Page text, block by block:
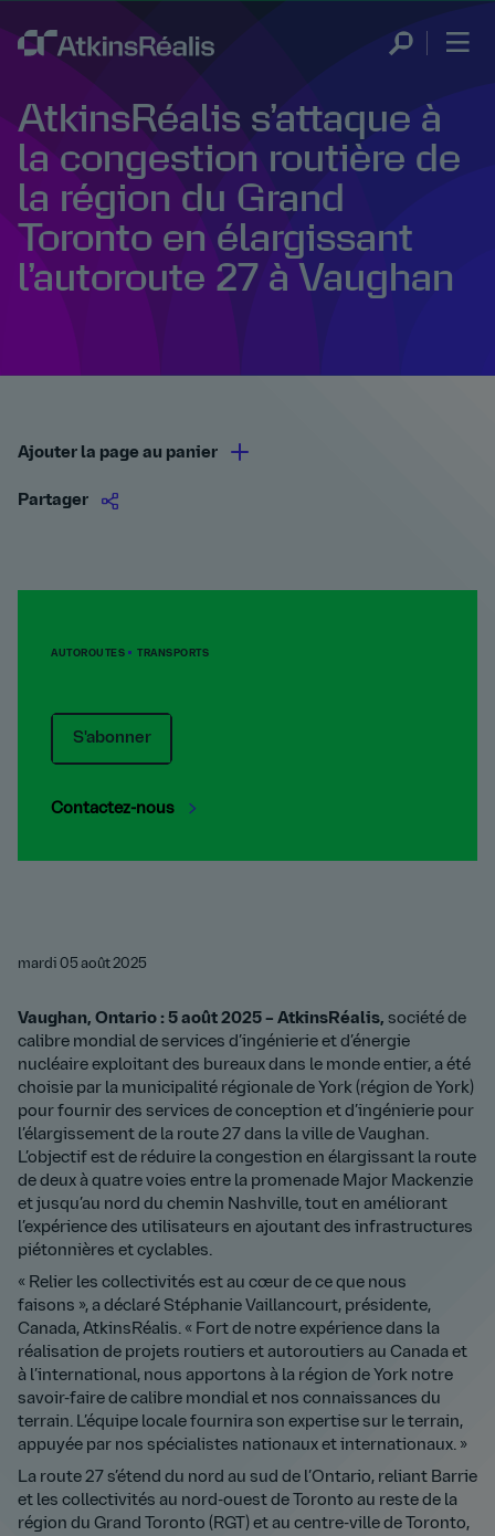
AtkinsRéalis s’attaque à
la congestion routière de
la région du Grand
Toronto en élargissant
l’autoroute 27 à Vaughan
Ajouter la page au panier
Partager
AUTOROUTES TRANSPORTS
S'abonner
Contactez-nous
mardi 05 août 2025
Vaughan, Ontario : 5 août 2025 – AtkinsRéalis, société de
calibre mondial de services d’ingénierie et d’énergie
nucléaire exploitant des bureaux dans le monde entier, a été
choisie par la municipalité régionale de York (région de York)
pour fournir des services de conception et d’ingénierie pour
l’élargissement de la route 27 dans la ville de Vaughan.
L’objectif est de réduire la congestion en élargissant la route
de deux à quatre voies entre la promenade Major Mackenzie
et jusqu’au nord du chemin Nashville, tout en améliorant
l’expérience des utilisateurs en ajoutant des infrastructures
piétonnières et cyclables.
« Relier les collectivités est au cœur de ce que nous
faisons », a déclaré Stéphanie Vaillancourt, présidente,
Canada, AtkinsRéalis. « Fort de notre expérience dans la
réalisation de projets routiers et autoroutiers au Canada et
à l’international, nous apportons à la région de York notre
savoir-faire de calibre mondial et nos connaissances du
terrain. L’équipe locale fournira son expertise sur le terrain,
appuyée par nos spécialistes nationaux et internationaux. »
La route 27 s’étend du nord au sud de l’Ontario, reliant Barrie
et les collectivités au nord-ouest de Toronto au reste de la
région du Grand Toronto (RGT) et au centre-ville de Toronto,